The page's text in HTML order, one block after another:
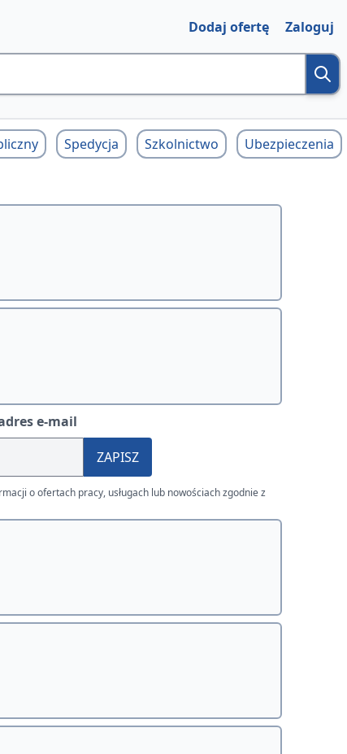
Dodaj ofertę Zaloguj
Spedycja Szkolnictwo
Ubezpieczenia
e-mail
ZAPISZ
o ofertach pracy, usługach lub nowościach zgodnie z